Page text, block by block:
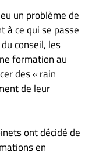
un problème de
à ce qui se passe
conseil, les
formation au
des « rain
de leur
ont décidé de
en